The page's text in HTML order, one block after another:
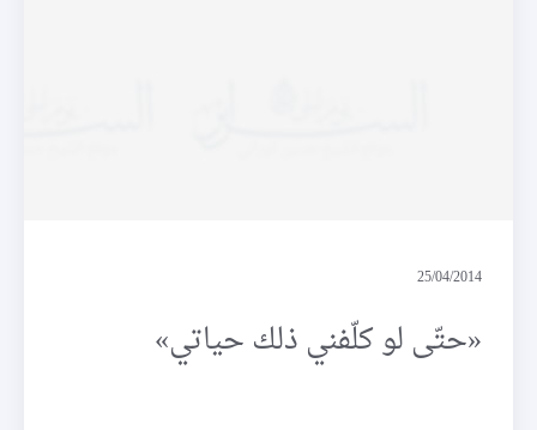
25/04/2014
«حتّى لو كلّفني ذلك حياتي»